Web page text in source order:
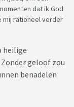
dat ik God
mij rationeel verder
heilige
geloof zou
benadelen